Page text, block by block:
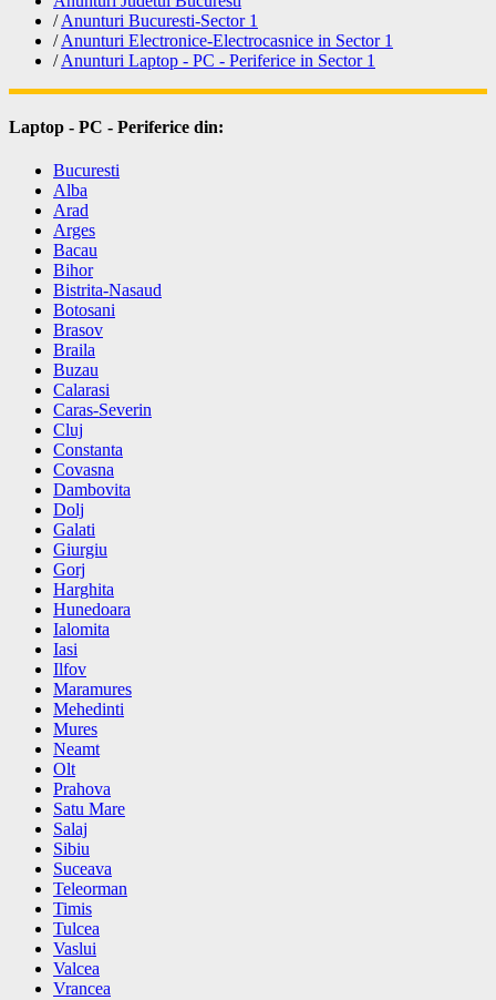
/Anunturi Bucuresti-Sector 1
/Anunturi Electronice-Electrocasnice in Sector 1
/Anunturi Laptop - PC - Periferice in Sector 1
Laptop - PC - Periferice din:
Bucuresti
Alba
Arad
Arges
Bacau
Bihor
Bistrita-Nasaud
Botosani
Brasov
Braila
Buzau
Calarasi
Caras-Severin
Cluj
Constanta
Covasna
Dambovita
Dolj
Galati
Giurgiu
Gorj
Harghita
Hunedoara
Ialomita
Iasi
Ilfov
Maramures
Mehedinti
Mures
Neamt
Olt
Prahova
Satu Mare
Salaj
Sibiu
Suceava
Teleorman
Timis
Tulcea
Vaslui
Valcea
Vrancea